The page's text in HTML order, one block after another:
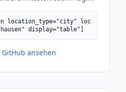
location_type="city" loc
display="table"]
ansehen